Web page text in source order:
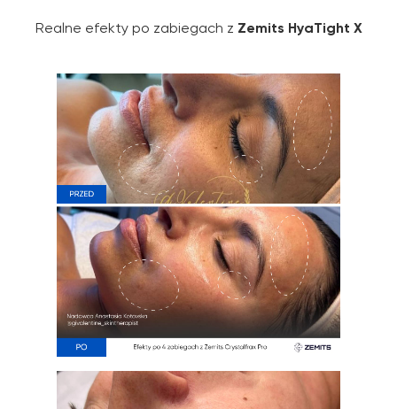
Realne efekty po zabiegach z Zemits HyaTight X